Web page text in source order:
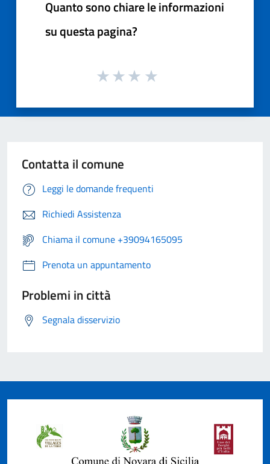
Quanto sono chiare le informazioni
su questa pagina?
Contatta il comune
Leggi le domande frequenti
Richiedi Assistenza
Chiama il comune +39094165095
Prenota un appuntamento
Problemi in città
Segnala disservizio